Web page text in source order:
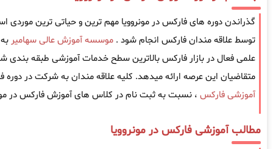
گذراندن دوره های فارکس در مونروویا مهم ترین و حیاتی ترین موردی
توسط علاقه مندان فارکس انجام شود . موسسه آموزش عالی سهامیر
علمی فعال در بازار فارکس بالاترین سطح خدمات آموزشی طبقه بندی
متقاضیان این عرصه ارائه میدهد. کلیه علاقه مندان به شرکت در دوره
آموزشی فارکس ، نسبت به ثبت نام در کلاس های آموزش فارکس در
مطالب آموزشی فارکس در مونروویا